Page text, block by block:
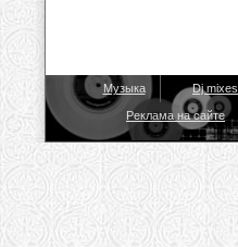
Музыка Dj mixes
Реклама на сайте